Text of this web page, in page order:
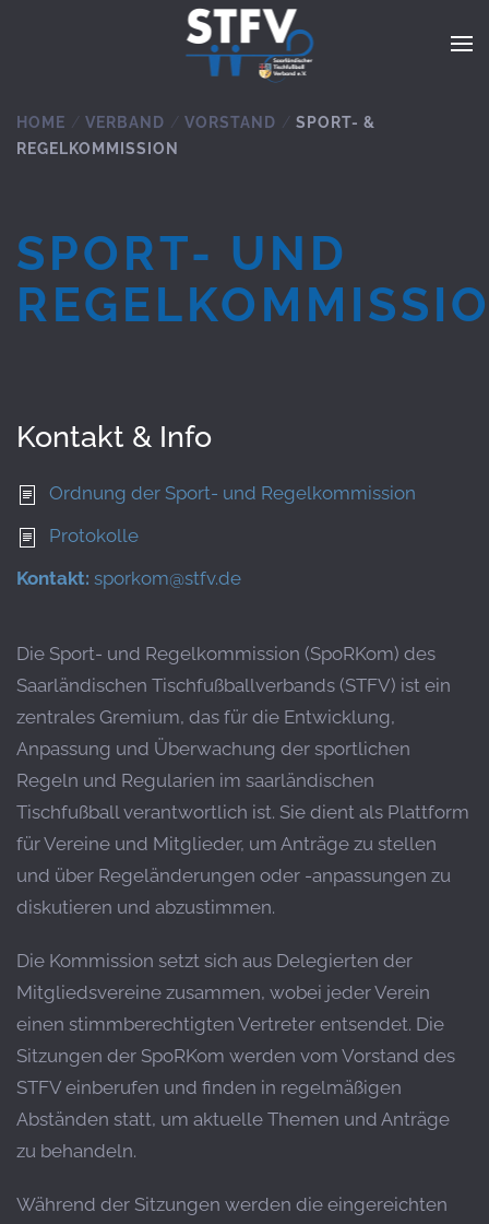
Zum Hauptinhalt springen
HOME VERBAND VORSTAND
SPORT- &
REGELKOMMISSION
SPORT- UND
Kontakt & Info
Ordnung der Sport- und Regelkommission
Protokolle
Kontakt: sporkom@stfv.de
Die Sport- und Regelkommission (SpoRKom) des
Saarländischen Tischfußballverbands (STFV) ist ein
zentrales Gremium, das für die Entwicklung,
Anpassung und Überwachung der sportlichen
Regeln und Regularien im saarländischen
Tischfußball verantwortlich ist. Sie dient als Plattform
für Vereine und Mitglieder, um Anträge zu stellen
und über Regeländerungen oder -anpassungen zu
diskutieren und abzustimmen.
Die Kommission setzt sich aus Delegierten der
Mitgliedsvereine zusammen, wobei jeder Verein
einen stimmberechtigten Vertreter entsendet. Die
Sitzungen der SpoRKom werden vom Vorstand des
STFV einberufen und finden in regelmäßigen
Abständen statt, um aktuelle Themen und Anträge
zu behandeln.
Während der Sitzungen werden die eingereichten